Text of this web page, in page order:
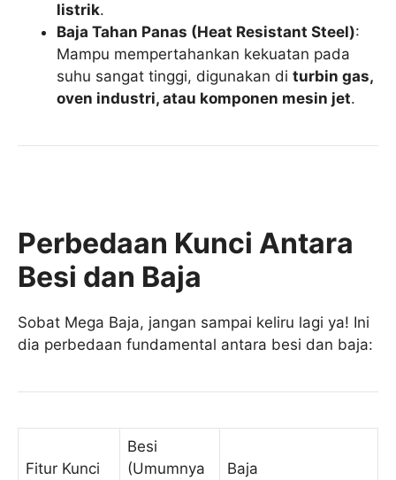
listrik.
Baja Tahan Panas (Heat Resistant Steel):
Mampu mempertahankan kekuatan pada
suhu sangat tinggi, digunakan diturbin gas,
oven industri, atau komponen mesin jet.
Perbedaan Kunci Antara
Besi dan Baja
Sobat Mega Baja, jangan sampai keliru lagi ya! Ini
dia perbedaan fundamental antara besi dan baja:
Fitur Kunci
Besi
(Umumnya
Baja